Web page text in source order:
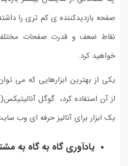
صفحه بازدیدکننده ی کم تری را
نقاط ضعف و قدرت صفحات
خواهید کرد.
یکی از بهترین ابزارهایی که می
یک ابزار برای آنالیز حرفه ای وب
یادآوری گاه به گاه به